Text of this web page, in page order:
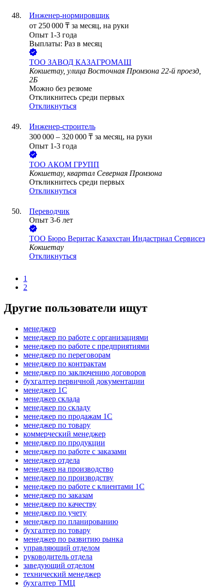
Инженер-нормировщик
от 250 000 ₸ за месяц, на руки
Опыт 1-3 года
Выплаты: Раз в месяц
ТОО ЗАВОД КАЗАГРОМАШ
Кокшетау, улица Восточная Промзона 22-й проезд,
2Б
Можно без резюме
Откликнитесь среди первых
Откликнуться
Инженер-строитель
300 000 – 320 000 ₸ за месяц, на руки
Опыт 1-3 года
ТОО АКОМ ГРУПП
Кокшетау, квартал Северная Промзона
Откликнитесь среди первых
Откликнуться
Переводчик
Опыт 3-6 лет
ТОО Бюро Веритас Казахстан Индастриал Сервисез
Кокшетау
Откликнуться
1
2
Другие пользователи ищут
менеджер
менеджер по работе с организациями
менеджер по работе с предприятиями
менеджер по переговорам
менеджер по контрактам
менеджер по заключению договоров
бухгалтер первичной документации
менеджер 1С
менеджер склада
менеджер по складу
менеджер по продажам 1С
менеджер по товару
коммерческий менеджер
менеджер по продукции
менеджер по работе с заказами
менеджер отдела
менеджер на производство
менеджер по производству
менеджер по работе с клиентами 1С
менеджер по заказам
менеджер по качеству
менеджер по учету
менеджер по планированию
бухгалтер по товару
менеджер по развитию рынка
управляющий отделом
руководитель отдела
заведующий отделом
технический менеджер
бухгалтер ТМЦ